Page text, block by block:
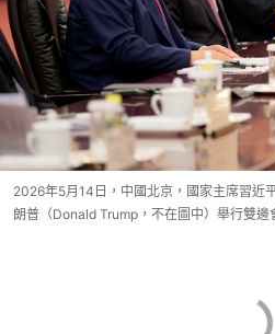
2026年5月14日，中國北京，國家主席習近
朗普（Donald Trump，不在圖中）舉行雙邊